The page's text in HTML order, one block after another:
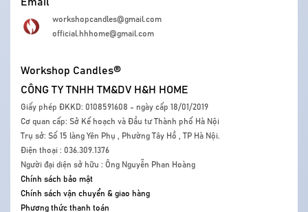
workshopcandles@gmail.com
official.hhhome@gmail.com
Workshop Candles®
CÔNG TY TNHH TM&DV H&H HOME
Giấy phép ĐKKD: 0108591608 - ngày cấp 18/01/2019
Cơ quan cấp: Sở Kế hoạch và Đầu tư Thành phố Hà Nội
Trụ sở: Số 15 làng Yên Phụ , Phường Tây Hồ , TP Hà Nội.
Điện thoại : 036.309.1376
Người đại diện sở hữu : Ông Nguyễn Phan Hoàng
Chính sách bảo mật
Chính sách vận chuyển & giao hàng
Phương thức thanh toán